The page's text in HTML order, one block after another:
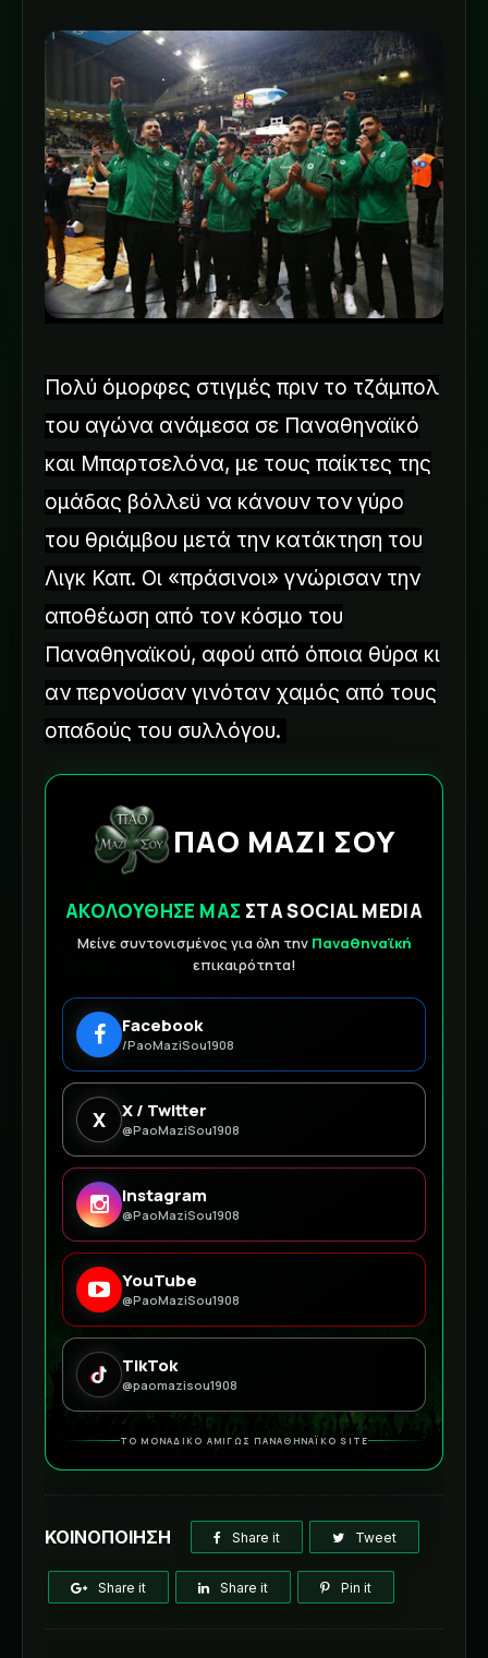
Πολύ όμορφες στιγμές πριν το τζάμπολ
του αγώνα ανάμεσα σε Παναθηναϊκό
και Μπαρτσελόνα, με τους παίκτες της
ομάδας βόλλεϋ να κάνουν τον γύρο
του θριάμβου μετά την κατάκτηση του
Λιγκ Καπ. Οι «πράσινοι» γνώρισαν την
αποθέωση από τον κόσμο του
Παναθηναϊκού, αφού από όποια θύρα κι
αν περνούσαν γινόταν χαμός από τους
οπαδούς του συλλόγου.
ΠΑΟ ΜΑΖΙ ΣΟΥ
ΑΚΟΛΟΥΘΗΣΕ ΜΑΣ ΣΤΑ SOCIAL MEDIA
Μείνε συντονισμένος για όλη την Παναθηναϊκή
επικαιρότητα!
Facebook
/PaoMaziSou1908
X X / Twitter
@PaoMaziSou1908
Instagram
@PaoMaziSou1908
YouTube
@PaoMaziSou1908
TikTok
@paomazisou1908
ΤΟ ΜΟΝΑΔΙΚΟ ΑΜΙΓΩΣ ΠΑΝΑΘΗΝΑΪΚΟ SITE
ΚΟΙΝΟΠΟΙΗΣΗ Share it Tweet
Share it Share it Pin it